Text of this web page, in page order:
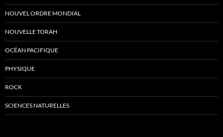
NOUVEL ORDRE MONDIAL
NOUVELLE TORAH
OCÉAN PACIFIQUE
PHYSIQUE
ROCK
SCIENCES NATURELLES